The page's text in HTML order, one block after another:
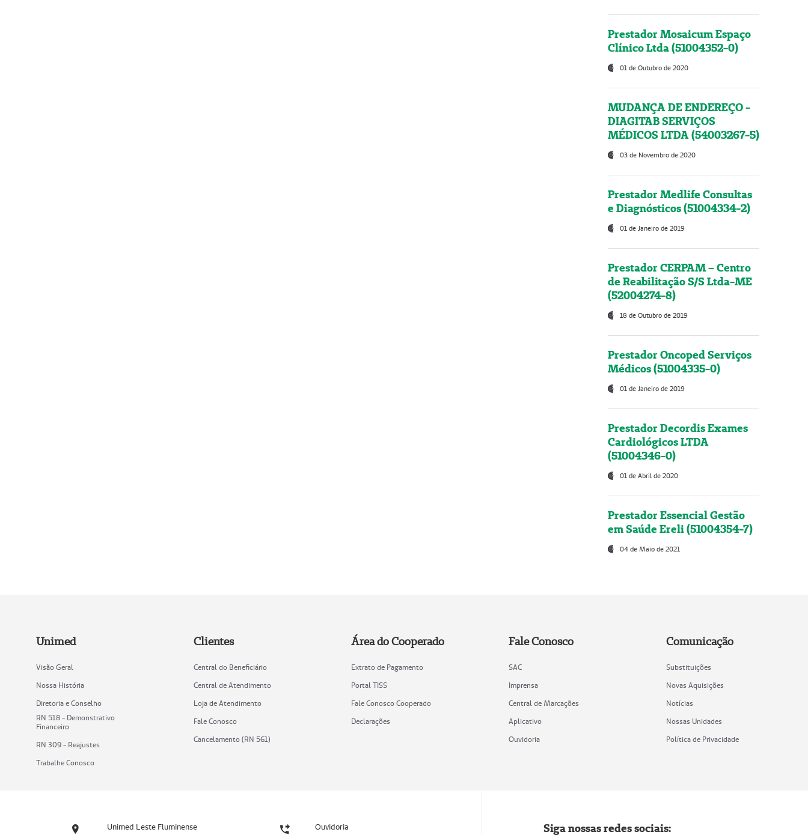
Prestador Mosaicum Espaço
Clínico Ltda (51004352-0)
01 de Outubro de 2020
MUDANÇA DE ENDEREÇO -
DIAGITAB SERVIÇOS
MÉDICOS LTDA (54003267-5)
03 de Novembro de 2020
Prestador Medlife Consultas
e Diagnósticos (51004334-2)
01 de Janeiro de 2019
Prestador CERPAM – Centro
de Reabilitação S/S Ltda-ME
(52004274-8)
18 de Outubro de 2019
Prestador Oncoped Serviços
Médicos (51004335-0)
01 de Janeiro de 2019
Prestador Decordis Exames
Cardiológicos LTDA
(51004346-0)
01 de Abril de 2020
Prestador Essencial Gestão
em Saúde Ereli (51004354-7)
04 de Maio de 2021
Unimed
Visão Geral
Nossa História
Diretoria e Conselho
RN 518 - Demonstrativo
Financeiro
RN 309 - Reajustes
Trabalhe Conosco
Clientes
Central do Beneficiário
Central de Atendimento
Loja de Atendimento
Fale Conosco
Cancelamento (RN 561)
Área do Cooperado
Extrato de Pagamento
Portal TISS
Fale Conosco Cooperado
Declarações
Fale Conosco
SAC
Imprensa
Central de Marcações
Aplicativo
Ouvidoria
Comunicação
Substituições
Novas Aquisições
Notícias
Nossas Unidades
Política de Privacidade
Unimed Leste Fluminense Ouvidoria Siga nossas redes sociais: